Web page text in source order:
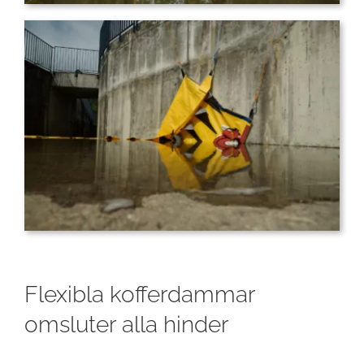
Flexibla kofferdammar
omsluter alla hinder